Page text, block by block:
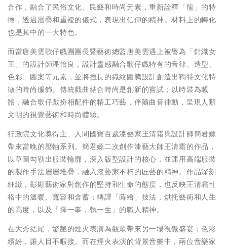
合作，融合了民俗文化、民藝和時尚元素，重新詮釋「龍」的特
徵，透過層疊和重複的儀式，表現出信仰的精神。材料上的轉化
也是其中的一大特色。
而當唐美雲歌仔戲團團長暨藝術總監唐美雲遇上被譽為「針織女
王」的設計師潘怡良，設計靈感融合歌仔戲特有的音律、造型、
色彩、圖案等元素，並將擅長的織紋圖騰設計創造出獨特文化特
徵的時尚服飾。傳統戲曲結合時尚是創新的嘗試；以時裝為載
體，融合歌仔戲扮相配件的精工巧藝，伴隨曲音律動，呈現人類
文明的視覺藝術和時尚體驗。
行政院文化獎得主、人間國寶百歲漆藝家王清霜與設計師簡君嫄
帶來當晚的壓軸系列。簡君嫄二次創作漆藝大師王清霜的作品，
以草圖勾勒出服裝輪廓，深入版型設計的核心，並運用高端服裝
的製作手法層層堆疊，融入漆藝家不朽的匠藝的精神。作品深刻
細緻，彰顯藝術家對創作的堅持和生命的態度，也反映王清霜性
格中的溫暖、寬容和含蓄；轉譯「蒔繪」技法，烘托藝術和人生
的高度，以及「擇一事，執一生」的職人精神。
在大秀結尾，驚艷的煙火表演為觀眾帶來另一場視覺盛宴；色彩
繽紛，讓人目不暇接。而在煙火表演的背景音樂中，兩位音樂家